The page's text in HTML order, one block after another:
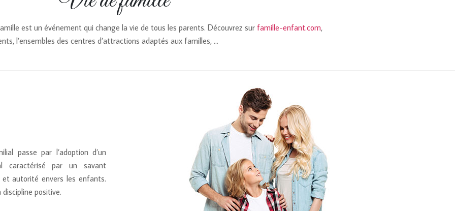
est un événement qui change la vie de tous les parents. Découvrez sur famille-enfant.com,
l’ensembles des centres d’attractions adaptés aux familles, …
passe par l’adoption d’un
caractérisé par un savant
autorité envers les enfants.
discipline positive.